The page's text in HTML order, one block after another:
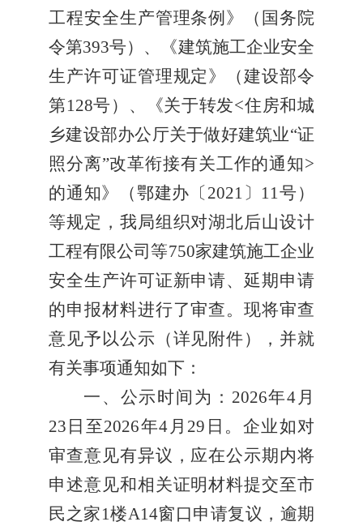
工程安全生产管理条例》（国务院
令第393号）、《建筑施工企业安全
生产许可证管理规定》（建设部令
第128号）、《关于转发<住房和城
乡建设部办公厅关于做好建筑业“证
照分离”改革衔接有关工作的通知>
的通知》（鄂建办〔 2021 〕 11号）
等规定，我局组织对湖北后山设计
工程有限公司等750家建筑施工企业
安全生产许可证新申请、延期申请
的申报材料进行了审查。现将审查
意见予以公示（详见附件），并就
有关事项通知如下：
一、公示时间为： 2026年4 月
23 日至2026年4 月 29 日。企业如对
审查意见有异议，应在公示期内将
申述意见和相关证明材料提交至市
民之家1楼A14窗口申请复议，逾期